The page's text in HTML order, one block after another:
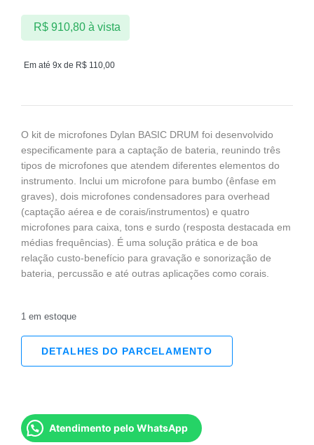
Em até 9x de R$ 110,00
R$910,80 à vista
O kit de microfones Dylan BASIC DRUM foi desenvolvido
especificamente para a captação de bateria, reunindo três
tipos de microfones que atendem diferentes elementos do
instrumento. Inclui um microfone para bumbo (ênfase em
graves), dois microfones condensadores para overhead
(captação aérea e de corais/instrumentos) e quatro
microfones para caixa, tons e surdo (resposta destacada em
médias frequências). É uma solução prática e de boa
relação custo-benefício para gravação e sonorização de
bateria, percussão e até outras aplicações como corais.
1 em estoque
DETALHES DO PARCELAMENTO
Atendimento pelo WhatsApp